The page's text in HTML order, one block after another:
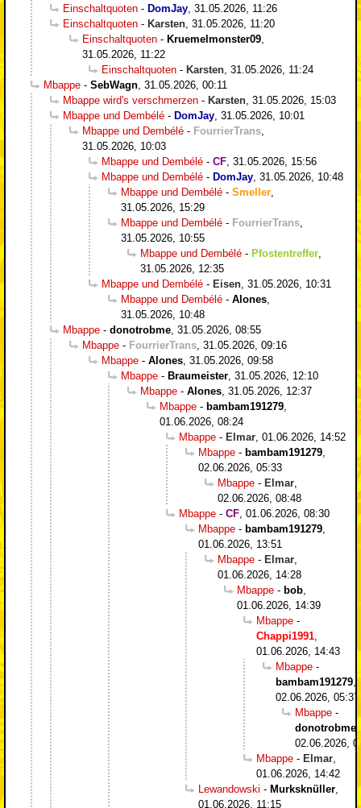
Einschaltquoten - DomJay 31.05.2026, 11:26
Einschaltquoten - Karsten 31.05.2026, 11:20
Einschaltquoten - Kruemelmonster09
31.05.2026, 11:22
Einschaltquoten - Karsten 31.05.2026, 11:24
Mbappe - SebWagn 31.05.2026, 00:11
Mbappe wird's verschmerzen - Karsten 31.05.2026, 15:03
Mbappe und Dembélé - DomJay 31.05.2026, 10:01
Mbappe und Dembélé - FourrierTrans
31.05.2026, 10:03
Mbappe und Dembélé - CF 31.05.2026, 15:56
Mbappe und Dembélé - DomJay 31.05.2026, 10:48
Mbappe und Dembélé - Smeller
31.05.2026, 15:29
Mbappe und Dembélé - FourrierTrans
31.05.2026, 10:55
Mbappe und Dembélé - Pfostentreffer
31.05.2026, 12:35
Mbappe und Dembélé - Eisen 31.05.2026, 10:31
Mbappe und Dembélé - Alones
31.05.2026, 10:48
Mbappe - donotrobme 31.05.2026, 08:55
Mbappe - FourrierTrans 31.05.2026, 09:16
Mbappe - Alones 31.05.2026, 09:58
Mbappe - Braumeister 31.05.2026, 12:10
Mbappe - Alones 31.05.2026, 12:37
Mbappe - bambam191279
01.06.2026, 08:24
Mbappe - Elmar 01.06.2026, 14:52
Mbappe - bambam191279
02.06.2026, 05:33
Mbappe - Elmar
02.06.2026, 08:48
Mbappe - CF 01.06.2026, 08:30
Mbappe - bambam191279
01.06.2026, 13:51
Mbappe - Elmar
01.06.2026, 14:28
Mbappe - bob
01.06.2026, 14:39
Mbappe -
Chappi1991
01.06.2026, 14:43
Mbappe -
bambam191279
02.06.2026, 05:37
Mbappe -
donotrobme
02.06.2026,
Mbappe - Elmar
01.06.2026, 14:42
Lewandowski - Murksknüller
01.06.2026, 11:15